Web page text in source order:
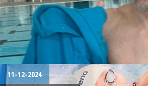
11-12-2024